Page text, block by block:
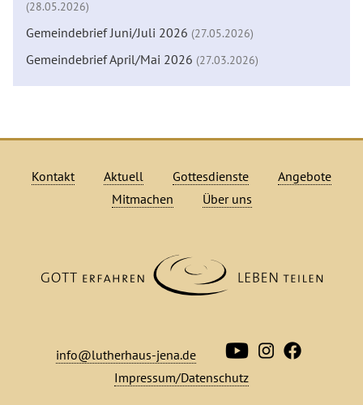
(28.05.2026)
Gemeindebrief Juni/Juli 2026 (27.05.2026)
Gemeindebrief April/Mai 2026 (27.03.2026)
Kontakt Aktuell Gottesdienste
Angebote
Mitmachen
Über uns
info@lutherhaus-jena.de
Impressum/Datenschutz